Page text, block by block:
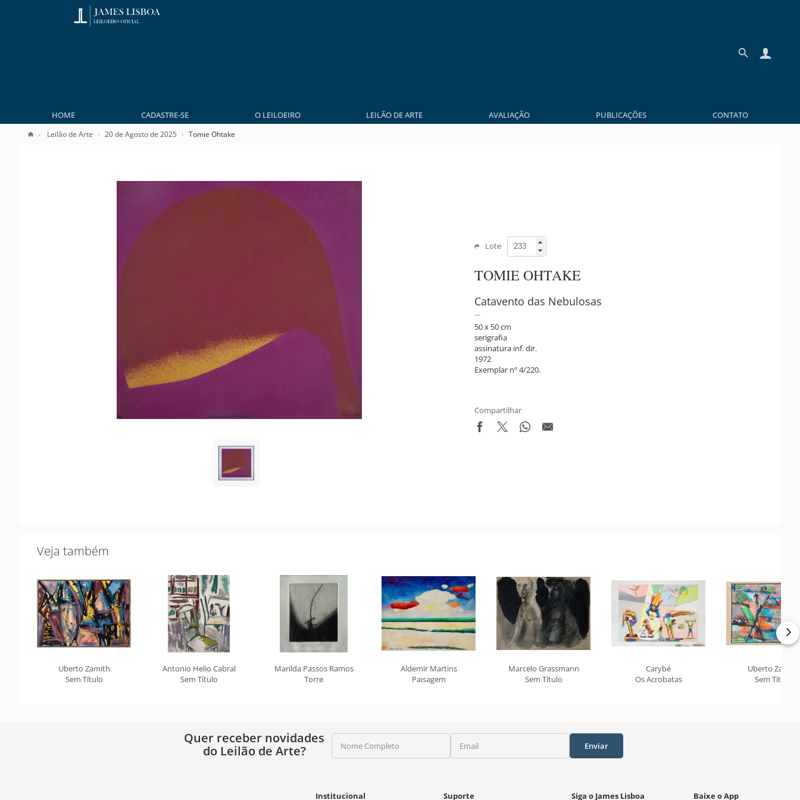
HOME CADASTRE-SE O LEILOEIRO LEILÃO DE ARTE AVALIAÇÃO PUBLICAÇÕES CONTATO
Leilão de Arte 20 de Agosto de 2025 Tomie Ohtake
Lote
TOMIE OHTAKE
Catavento das Nebulosas
50 x 50 cm
serigrafia
assinatura inf. dir.
1972
Exemplar nº 4/220.
Compartilhar
Veja também
Uberto Zamith
Sem Título
Antonio Helio Cabral
Sem Título
Marilda Passos Ramos
Torre
Aldemir Martins
Paisagem
Marcelo Grassmann
Sem Título
Carybé
Os Acrobatas
Uberto Zamith
Sem Título
Quer receber novidades
do Leilão de Arte?
Nome Completo Email Enviar
Institucional Suporte Siga o James Lisboa Baixe o App